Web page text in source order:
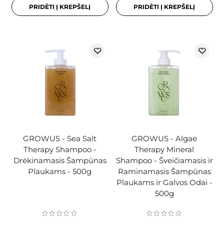
PRIDĖTI Į KREPŠELĮ PRIDĖTI Į KREPŠELĮ
GROWUS - Sea Salt
Therapy Shampoo -
Drėkinamasis Šampūnas
Plaukams - 500g
GROWUS - Algae
Therapy Mineral
Shampoo - Šveičiamasis ir
Raminamasis Šampūnas
Plaukams ir Galvos Odai -
500g